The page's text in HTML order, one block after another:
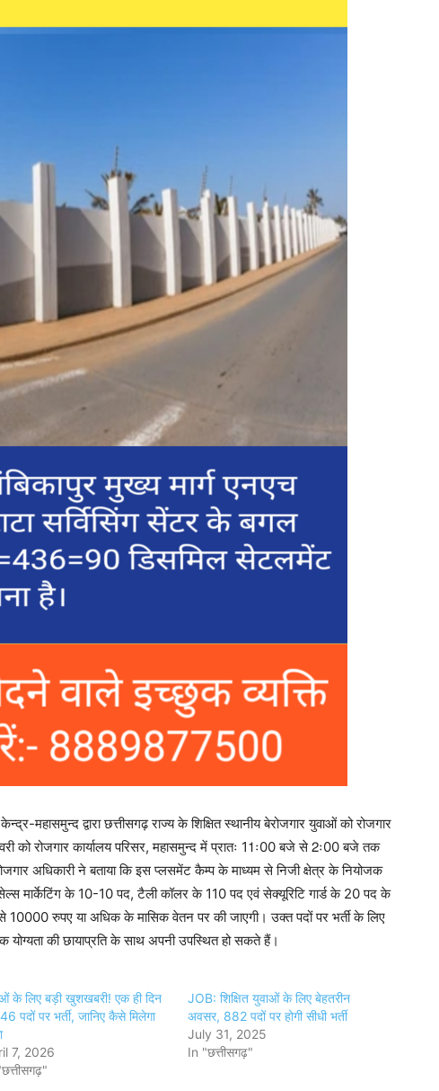
महासमुन्द द्वारा छत्तीसगढ़ राज्य के शिक्षित स्थानीय बेरोजगार युवाओं को रोजगार
को रोजगार कार्यालय परिसर, महासमुन्द में प्रातः 11ः00 बजे से 2ः00 बजे तक
अधिकारी ने बताया कि इस प्लसमेंट कैम्प के माध्यम से निजी क्षेत्र के नियोजक
सेल्स मार्केटिंग के 10-10 पद, टैली कॉलर के 110 पद एवं सेक्यूरिटि गार्ड के 20 पद के
10000 रुपए या अधिक के मासिक वेतन पर की जाएगी। उक्त पदों पर भर्ती के लिए
योग्यता की छायाप्रति के साथ अपनी उपस्थित हो सकते हैं।
के लिए बड़ी खुशखबरी! एक ही दिन
पदों पर भर्ती, जानिए कैसे मिलेगा
7, 2026
JOB: शिक्षित युवाओं के लिए बेहतरीन
अवसर, 882 पदों पर होगी सीधी भर्ती
July 31, 2025
In "छत्तीसगढ़"